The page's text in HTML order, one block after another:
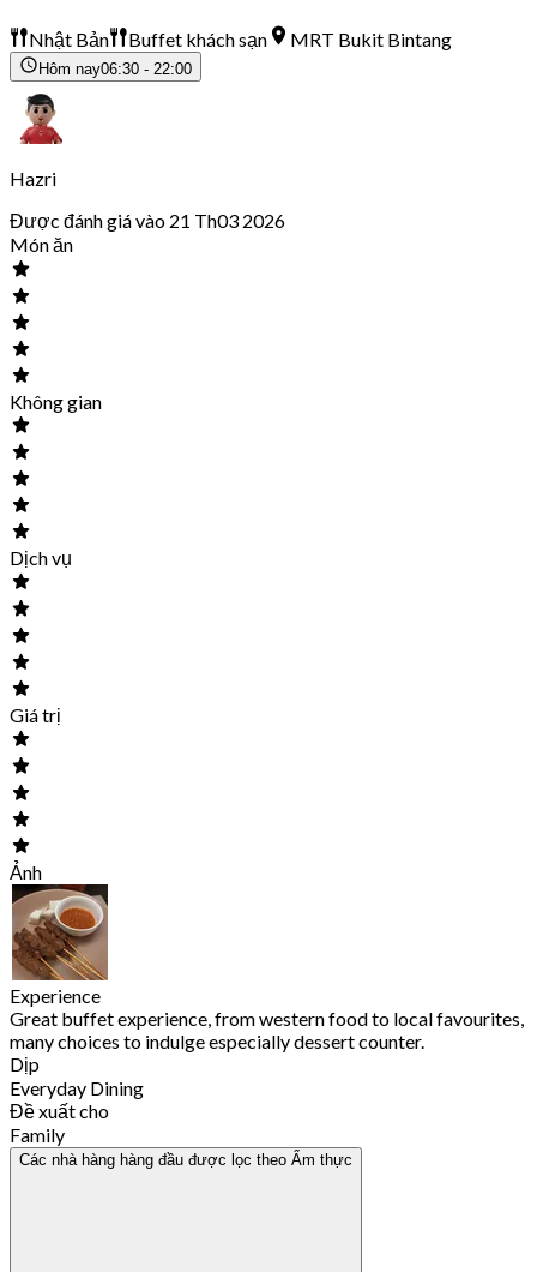
Nhật Bản Buffet khách sạn MRT Bukit Bintang
Hôm nay06:30 - 22:00
Hazri
Được đánh giá vào 21 Th03 2026
Món ăn
Không gian
Dịch vụ
Giá trị
Ảnh
Experience
Great buffet experience, from western food to local favourites,
many choices to indulge especially dessert counter.
Dịp
Everyday Dining
Đề xuất cho
Family
Các nhà hàng hàng đầu được lọc theo Ẩm thực